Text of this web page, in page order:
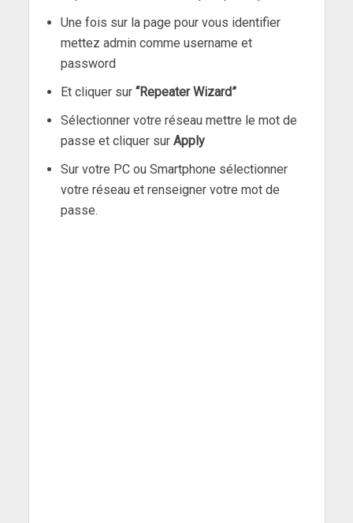
Une fois sur la page pour vous identifier
mettez admin comme username et
password
Et cliquer sur “Repeater Wizard”
Sélectionner votre réseau mettre le mot de
passe et cliquer sur Apply
Sur votre PC ou Smartphone sélectionner
votre réseau et renseigner votre mot de
passe.